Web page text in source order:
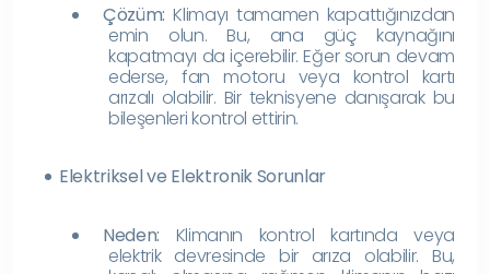
Çözüm: Klimayı tamamen kapattığınızdan
emin olun. Bu, ana güç kaynağını
kapatmayı da içerebilir. Eğer sorun devam
ederse, fan motoru veya kontrol kartı
arızalı olabilir. Bir teknisyene danışarak bu
bileşenleri kontrol ettirin.
Elektriksel ve Elektronik Sorunlar
Neden: Klimanın kontrol kartında veya
elektrik devresinde bir arıza olabilir. Bu,